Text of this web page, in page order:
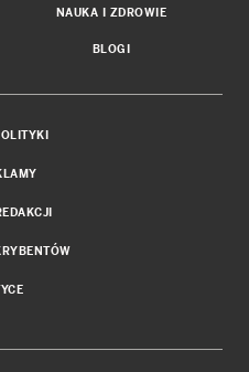
NAUKA I ZDROWIE
BLOGI